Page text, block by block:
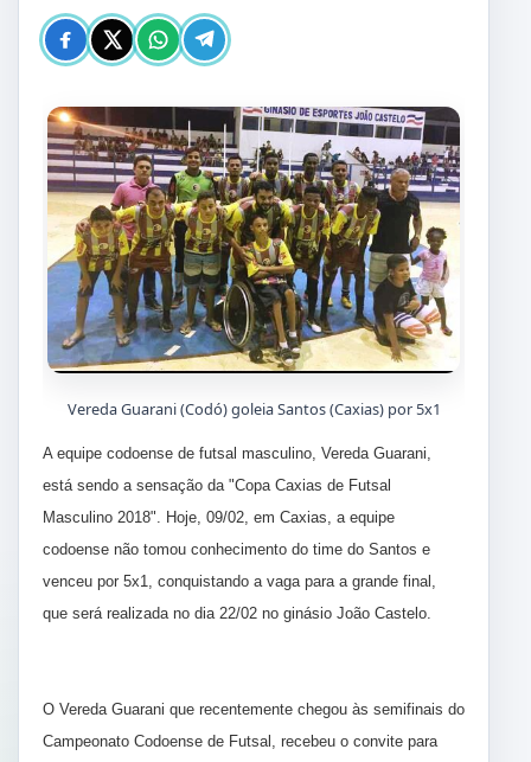
Vereda Guarani (Codó) goleia Santos (Caxias) por 5x1
A equipe codoense de futsal masculino, Vereda Guarani,
está sendo a sensação da "Copa Caxias de Futsal
Masculino 2018". Hoje, 09/02, em Caxias, a equipe
codoense não tomou conhecimento do time do Santos e
venceu por 5x1, conquistando a vaga para a grande final,
que será realizada no dia 22/02 no ginásio João Castelo.
O Vereda Guarani que recentemente chegou às semifinais do
Campeonato Codoense de Futsal, recebeu o convite para